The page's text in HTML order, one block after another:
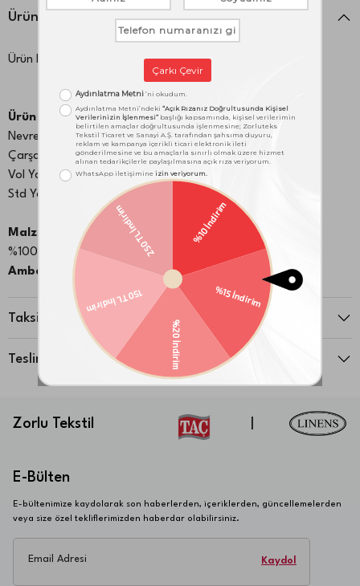
Ürün Detayları
Ürün Kodu:
Ürün İçeriği:
Nevresim:160x220 cm
Çarşaf:180x260 cm
Vol Yastık Kılıfı:50x70 cm 1 adet
Std Yastık Kılıfı: 50x70 cm 1 adet
Malzeme:
%100 Pamuk
Ambalaj Notu:
Taksit Seçenekleri
Teslimat ve İade
Zorlu Tekstil
E-Bülten
E-bültenimize kaydolarak son haberlerden, içeriklerden, güncellemelerden
veya size özel tekliflerimizden haberdar olabilirsiniz.
Email Adresi Kaydol